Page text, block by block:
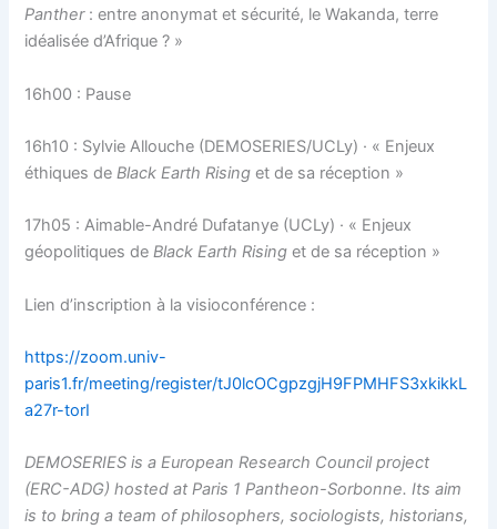
Panther : entre anonymat et sécurité, le Wakanda, terre
idéalisée d’Afrique ? »
16h00 : Pause
16h10 : Sylvie Allouche (DEMOSERIES/UCLy) · « Enjeux
éthiques deBlack Earth Risinget de sa réception »
17h05 : Aimable-André Dufatanye (UCLy) · « Enjeux
géopolitiques deBlack Earth Rising et de sa réception »
Lien d’inscription à la visioconférence :
https://zoom.univ-
paris1.fr/meeting/register/tJ0lcOCgpzgjH9FPMHFS3xkikkL
a27r-torI
DEMOSERIES is a European Research Council project
(ERC-ADG) hosted at Paris 1 Pantheon-Sorbonne. Its aim
is to bring a team of philosophers, sociologists, historians,